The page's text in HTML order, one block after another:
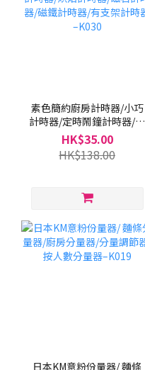
素色簡約廚房計時器/小巧
計時器/定時鬧鐘計時器/雪
櫃計時器/烘焙計時器/磁石
計時器/磁鐵計時器/有支架
計時器 –K030
HK$35.00
HK$138.00
日本KM意粉份量器/ 麵條